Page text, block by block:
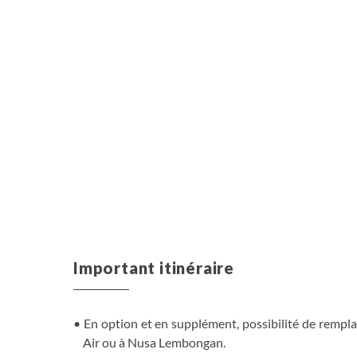
Important itinéraire
En option et en supplément, possibilité de
Air ou à Nusa Lembongan.